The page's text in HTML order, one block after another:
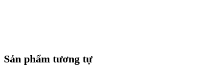
Sản phẩm tương tự